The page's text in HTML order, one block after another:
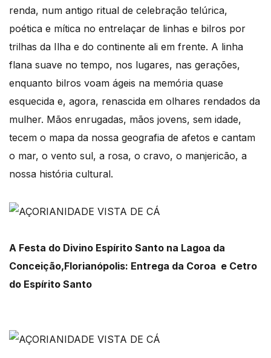
renda, num antigo ritual de celebração telúrica,
poética e mítica no entrelaçar de linhas e bilros por
trilhas da Ilha e do continente ali em frente. A linha
flana suave no tempo, nos lugares, nas gerações,
enquanto bilros voam ágeis na memória quase
esquecida e, agora, renascida em olhares rendados da
mulher. Mãos enrugadas, mãos jovens, sem idade,
tecem o mapa da nossa geografia de afetos e cantam
o mar, o vento sul, a rosa, o cravo, o manjericão, a
nossa história cultural.
A Festa do Divino Espírito Santo na Lagoa da
Conceição,Florianópolis: Entrega da Coroa e Cetro
do Espírito Santo